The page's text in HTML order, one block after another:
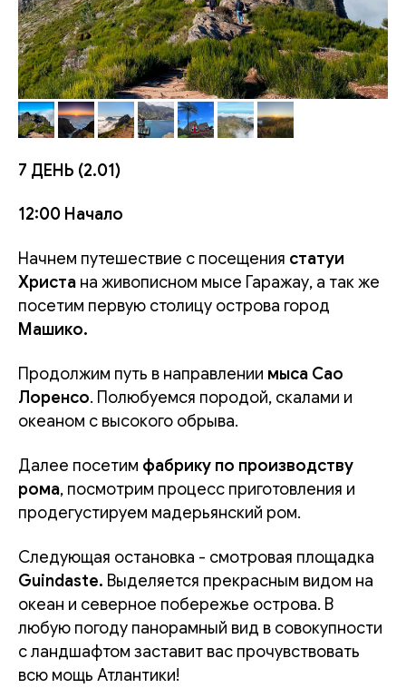
7 ДЕНЬ (2.01)
12:00 Начало
Начнем путешествие с посещения статуи
Христа на живописном мысе Гаражау, а так же
посетим первую столицу острова город
Машико.
Продолжим путь в направлении мыса Сао
Лоренсо. Полюбуемся породой, скалами и
океаном с высокого обрыва.
Далее посетим фабрику по производству
рома, посмотрим процесс приготовления и
продегустируем мадерьянский ром.
Следующая остановка - смотровая площадка
Guindaste. Выделяется прекрасным видом на
океан и северное побережье острова. В
любую погоду панорамный вид в совокупности
с ландшафтом заставит вас прочувствовать
всю мощь Атлантики!